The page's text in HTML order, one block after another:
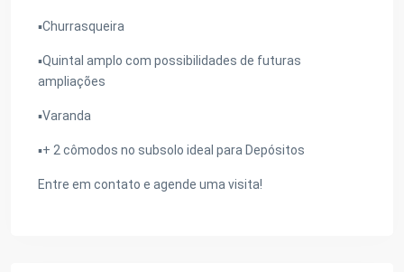
▪️Churrasqueira
▪️Quintal amplo com possibilidades de futuras
ampliações
▪️Varanda
▪️+ 2 cômodos no subsolo ideal para Depósitos
Entre em contato e agende uma visita!